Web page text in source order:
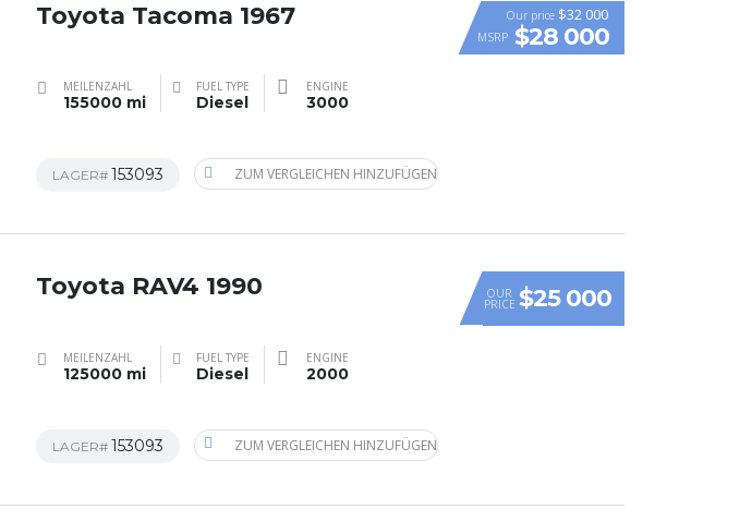
Our price $32 000
MSRP $28 000
Toyota Tacoma 1967
MEILENZAHL
155000 mi
FUEL TYPE
Diesel
ENGINE
3000
LAGER# 153093 ZUM VERGLEICHEN HINZUFÜGEN
OUR
PRICE $25 000
Toyota RAV4 1990
MEILENZAHL
125000 mi
FUEL TYPE
Diesel
ENGINE
2000
LAGER# 153093 ZUM VERGLEICHEN HINZUFÜGEN